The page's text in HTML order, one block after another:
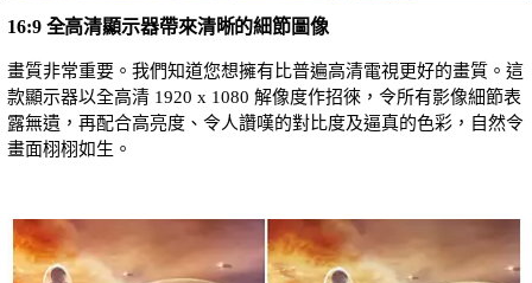
16:9 全高清顯示器帶來清晰的細節圖像
畫質非常重要。我們知道您想擁有比普遍高清電視更好的畫質。這
款顯示器以全高清 1920 x 1080 解像度作招徠，令所有影像細節表
露無遺，再配合高亮度、令人讚嘆的對比度及逼真的色彩，自然令
畫面栩栩如生。